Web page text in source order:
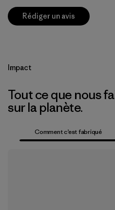
Rédiger un avis
Impact
Tout ce que nous
sur la planète.
Comment c’est fabriqué